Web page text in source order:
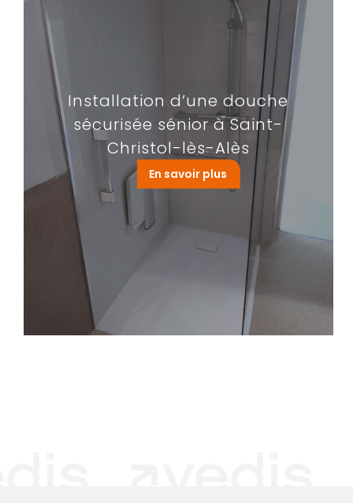
Installation d’une douche
sécurisée sénior à Saint-
Christol-lès-Alès
En savoir plus